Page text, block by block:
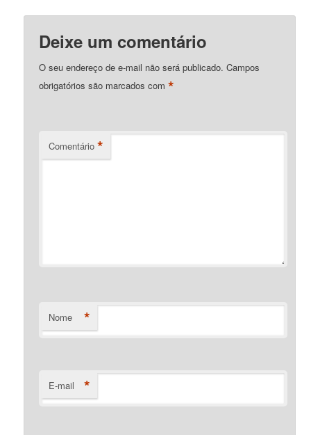
Deixe um comentário
O seu endereço de e-mail não será publicado. Campos
obrigatórios são marcados com*
Comentário *
Nome *
E-mail *